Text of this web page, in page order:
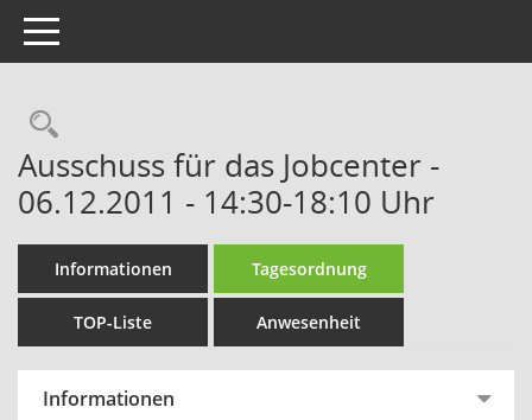
Toggle navigation
Rechercheauswahl
Ausschuss für das Jobcenter -
06.12.2011 - 14:30-18:10 Uhr
Informationen Tagesordnung
TOP-Liste Anwesenheit
Informationen